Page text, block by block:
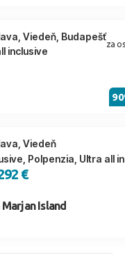
Viedeň, Budapešť
inclusive
za
Island
Viedeň
Polpenzia, Ultra all
€